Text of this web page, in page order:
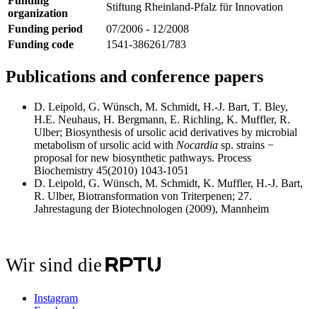
organization
Stiftung Rheinland-Pfalz für Innovation
Funding period
07/2006 - 12/2008
Funding code
1541-386261/783
Publications and conference papers
D. Leipold, G. Wünsch, M. Schmidt, H.-J. Bart, T. Bley,
H.E. Neuhaus, H. Bergmann, E. Richling, K. Muffler, R.
Ulber; Biosynthesis of ursolic acid derivatives by microbial
metabolism of ursolic acid with Nocardia sp. strains −
proposal for new biosynthetic pathways. Process
Biochemistry 45(2010) 1043-1051
D. Leipold, G. Wünsch, M. Schmidt, K. Muffler, H.-J. Bart,
R. Ulber, Biotransformation von Triterpenen; 27.
Jahrestagung der Biotechnologen (2009), Mannheim
Wir sind die
Instagram